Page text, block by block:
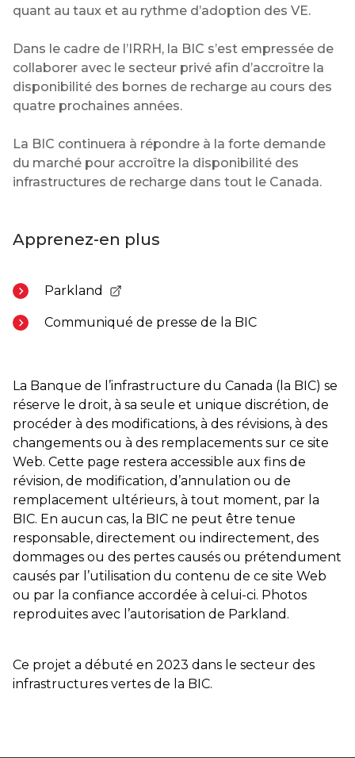
quant au taux et au rythme d’adoption des VE.
Dans le cadre de l’IRRH, la BIC s’est empressée de
collaborer avec le secteur privé afin d’accroître la
disponibilité des bornes de recharge au cours des
quatre prochaines années.
La BIC continuera à répondre à la forte demande
du marché pour accroître la disponibilité des
infrastructures de recharge dans tout le Canada.
Apprenez-en plus
Parkland
- Ouvre dans un nouvel onglet
Communiqué de presse de la BIC
La Banque de l’infrastructure du Canada (la BIC) se
réserve le droit, à sa seule et unique discrétion, de
procéder à des modifications, à des révisions, à des
changements ou à des remplacements sur ce site
Web. Cette page restera accessible aux fins de
révision, de modification, d’annulation ou de
remplacement ultérieurs, à tout moment, par la
BIC. En aucun cas, la BIC ne peut être tenue
responsable, directement ou indirectement, des
dommages ou des pertes causés ou prétendument
causés par l’utilisation du contenu de ce site Web
ou par la confiance accordée à celui-ci. Photos
reproduites avec l’autorisation de Parkland.
Ce projet a débuté en 2023 dans le secteur des
infrastructures vertes de la BIC.